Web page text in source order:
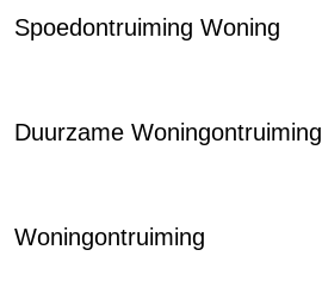
Spoedontruiming Woning
Duurzame Woningontruiming
Woningontruiming